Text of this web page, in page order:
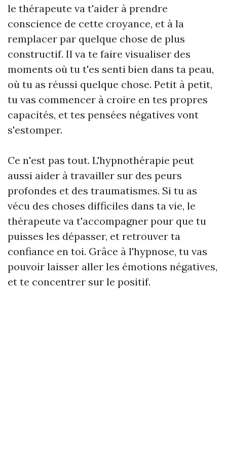
le thérapeute va t'aider à prendre
conscience de cette croyance, et à la
remplacer par quelque chose de plus
constructif. Il va te faire visualiser des
moments où tu t'es senti bien dans ta peau,
où tu as réussi quelque chose. Petit à petit,
tu vas commencer à croire en tes propres
capacités, et tes pensées négatives vont
s'estomper.
Ce n'est pas tout. L'hypnothérapie peut
aussi aider à travailler sur des peurs
profondes et des traumatismes. Si tu as
vécu des choses difficiles dans ta vie, le
thérapeute va t'accompagner pour que tu
puisses les dépasser, et retrouver ta
confiance en toi. Grâce à l'hypnose, tu vas
pouvoir laisser aller les émotions négatives,
et te concentrer sur le positif.